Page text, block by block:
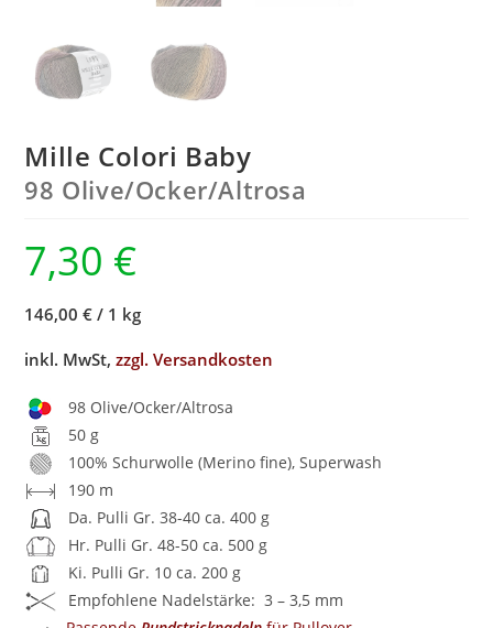
Mille Colori Baby
98 Olive/Ocker/Altrosa
7,30 €
146,00 € / 1 kg
inkl. MwSt,zzgl. Versandkosten
98 Olive/Ocker/Altrosa
50 g
100% Schurwolle (Merino fine), Superwash
190 m
Da. Pulli Gr. 38-40 ca. 400 g
Hr. Pulli Gr. 48-50 ca. 500 g
Ki. Pulli Gr. 10 ca. 200 g
Empfohlene Nadelstärke: 3 – 3,5 mm